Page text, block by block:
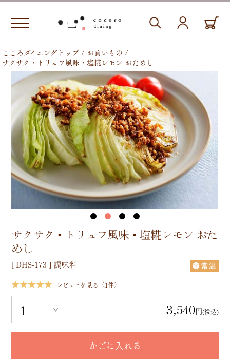
こころダイニングトップ お買いもの
サクサク・トリュフ風味・塩糀レモン おためし
サクサク・トリュフ風味・塩糀レモン おた
めし
[ DHS-173] 調味料
★★★★★ レビューを見る（1件）
3,540円(税込)
かごに入れる